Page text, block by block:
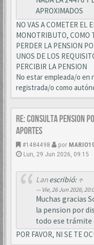
APROXIMADOS
NO VAS A COMETER EL
MONOTRIBUTO, COMO
PERDER LA PENSION
UNOS DE LOS
PERCIBIR LA PENSION
No estar empleada/o en
registrada/o como
Re: CONSULTA PENSION
APORTES
#1484498 por
Lun, 29 Jun 2026, 09:15
Lanescribió: ↑
Vie, 26 Jun 2026,
Muchas gracias
la pension por
todo ese trámite
POR FAVOR, NI SE TE